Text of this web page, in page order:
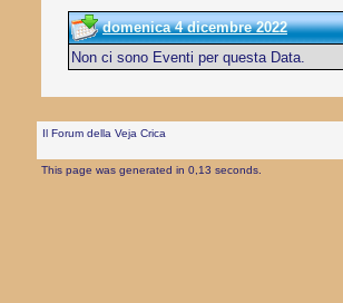
domenica 4 dicembre 2022
Non ci sono Eventi per questa Data.
Il Forum della Veja Crica
This page was generated in 0,13 seconds.